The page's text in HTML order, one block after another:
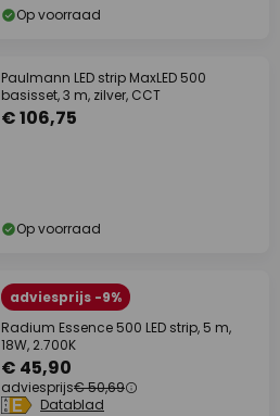
Op voorraad
Paulmann LED strip MaxLED 500
basisset, 3 m, zilver, CCT
€ 106,75
Op voorraad
adviesprijs -9%
Radium Essence 500 LED strip, 5 m,
18W, 2.700K
€ 45,90
adviesprijs€ 50,69
Datablad